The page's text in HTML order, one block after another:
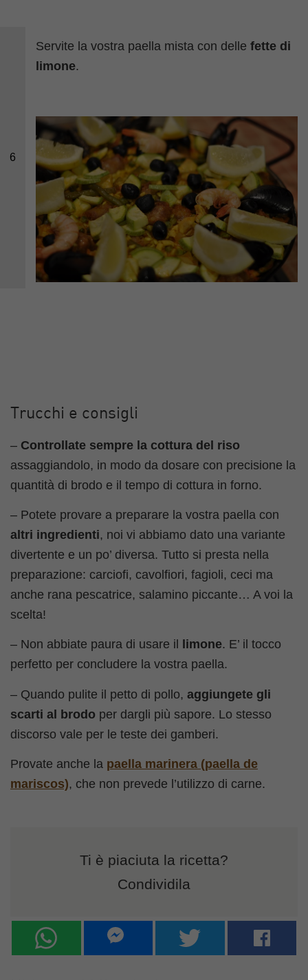
6
Servite la vostra paella mista con dellefette di
limone.
Trucchi e consigli
– Controllate sempre la cottura del riso
assaggiandolo, in modo da dosare con precisione la
quantità di brodo e il tempo di cottura in forno.
– Potete provare a preparare la vostra paella con
altri ingredienti, noi vi abbiamo dato una variante
divertente e un po’ diversa. Tutto si presta nella
preparazione: carciofi, cavolfiori, fagioli, ceci ma
anche rana pescatrice, salamino piccante… A voi la
scelta!
– Non abbiate paura di usare il limone. E’ il tocco
perfetto per concludere la vostra paella.
– Quando pulite il petto di pollo, aggiungete gli
scarti al brodo per dargli più sapore. Lo stesso
discorso vale per le teste dei gamberi.
Provate anche la paella marinera (paella de
mariscos), che non prevede l’utilizzo di carne.
Ti è piaciuta la ricetta?
Condividila